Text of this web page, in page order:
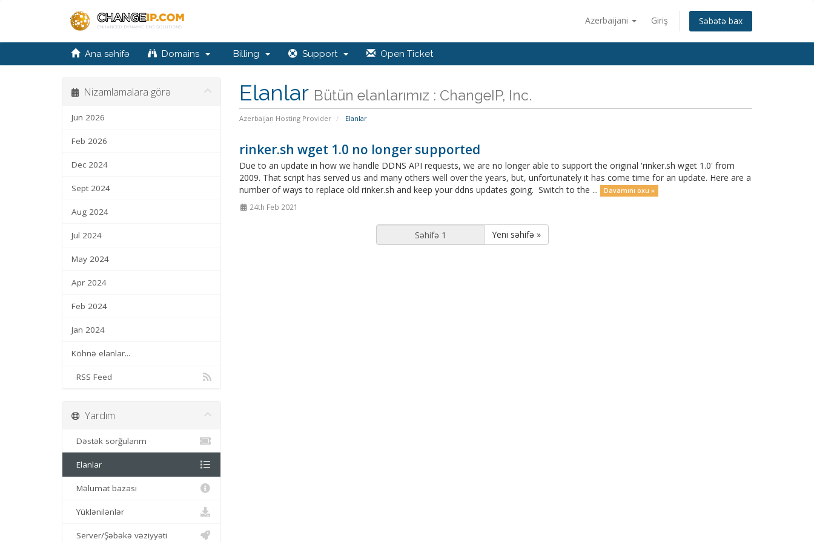
Azerbaijani Giriş Səbətə bax
Ana səhifə Domains Billing Support Open Ticket
Elanlar Bütün elanlarımız : ChangeIP, Inc.
Azerbaijan Hosting Provider Elanlar
Nizamlamalara görə
Jun 2026
Feb 2026
Dec 2024
Sept 2024
Aug 2024
Jul 2024
May 2024
Apr 2024
Feb 2024
Jan 2024
Köhnə elanlar...
RSS Feed
rinker.sh wget 1.0 no longer supported
Due to an update in how we handle DDNS API requests, we are no longer able to support the original 'rinker.sh wget 1.0' from
2009. That script has served us and many others well over the years, but, unfortunately it has come time for an update. Here are a
number of ways to replace old rinker.sh and keep your ddns updates going. Switch to the ...
Davamını oxu »
24th Feb 2021
Yeni səhifə »
Yardım
Dəstək sorğularım
Elanlar
Məlumat bazası
Yüklənilənlər
Server/Şəbəkə vəziyyəti